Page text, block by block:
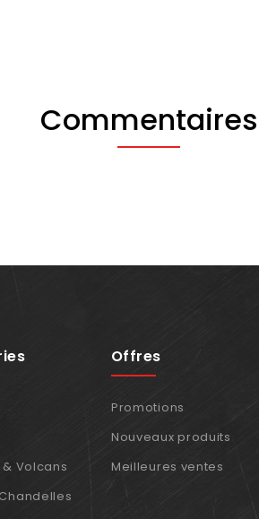
Commentaires
Volcans
Offres
Promotions
Nouveaux produits
Meilleures ventes